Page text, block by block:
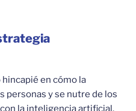
en cómo la
personas y se nutre de los